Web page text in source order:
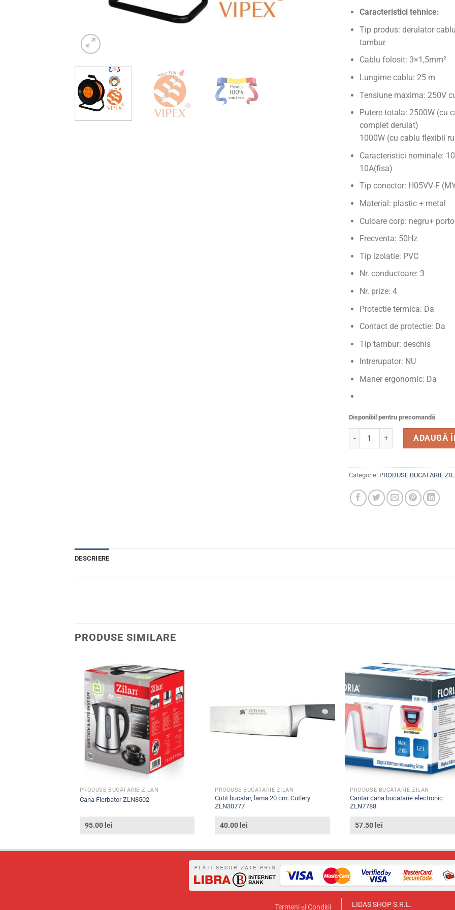
Caracteristici tehnice:
Tip produs: derulator
tambur
Cablu folosit: 3×1,5mm²
Lungime cablu: 25 m
Tensiune maxima: 250V
Putere totala: 2500W (cu
complet derulat)
1000W (cu cablu flexibil
Caracteristici nominale:
10A(fisa)
Tip conector: H05VV-F
Material: plastic + metal
Culoare corp: negru+
Frecventa: 50Hz
Tip izolatie: PVC
Nr. conductoare: 3
Nr. prize: 4
Protectie termica: Da
Contact de protectie: Da
Tip tambur: deschis
Intrerupator: NU
Maner ergonomic: Da
Disponibil pentru precomandă
Cantitate Prelungitor cu
ADAUGĂ
Categorie: PRODUSE BUCATARIE
DESCRIERE
PRODUSE SIMILARE
PRODUSE BUCATARIE ZILAN
Cana Fierbator ZLN8502
95.00 lei
PRODUSE BUCATARIE ZILAN
Cutit bucatar, lama 20 cm. Cutlery
ZLN30777
40.00 lei
PRODUSE BUCATARIE ZILAN
Cantar cana bucatarie electronic
ZLN7788
57.50 lei
Termeni și Condiții LIDAS SHOP S.R.L.